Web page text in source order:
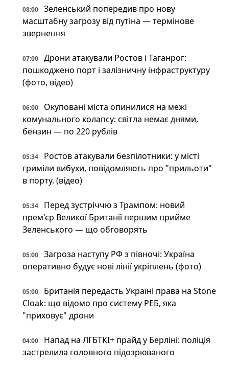
08:00
Зеленський попередив про нову
масштабну загрозу від путіна — термінове
звернення
07:00
Дрони атакували Ростов і Таганрог:
пошкоджено порт і залізничну інфраструктуру
(фото, відео)
06:00
Окуповані міста опинилися на межі
комунального колапсу: світла немає днями,
бензин — по 220 рублів
05:34
Ростов атакували безпілотники: у місті
гриміли вибухи, повідомляють про "прильоти"
в порту. (відео)
05:34
Перед зустріччю з Трампом: новий
прем'єр Великої Британії першим прийме
Зеленського — що обговорять
05:00
Загроза наступу РФ з півночі: Україна
оперативно будує нові лінії укріплень (фото)
05:00
Британія передасть Україні права на Stone
Cloak: що відомо про систему РЕБ, яка
"приховує" дрони
04:00
Напад на ЛГБТКІ+ прайд у Берліні: поліція
застрелила головного підозрюваного